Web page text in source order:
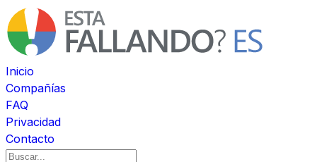
Inicio
Compañías
FAQ
Privacidad
Contacto